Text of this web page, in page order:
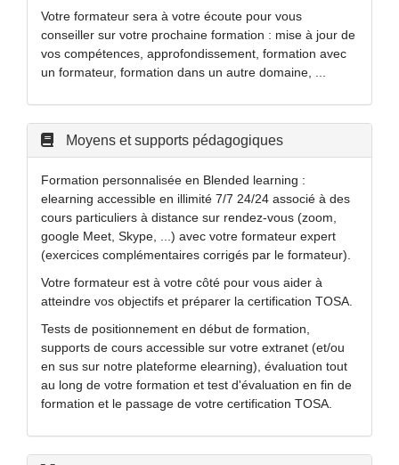
Votre formateur sera à votre écoute pour vous
conseiller sur votre prochaine formation : mise à jour de
vos compétences, approfondissement, formation avec
un formateur, formation dans un autre domaine, ...
Moyens et supports pédagogiques
Formation personnalisée en Blended learning :
elearning accessible en illimité 7/7 24/24 associé à des
cours particuliers à distance sur rendez-vous (zoom,
google Meet, Skype, ...) avec votre formateur expert
(exercices complémentaires corrigés par le formateur).
Votre formateur est à votre côté pour vous aider à
atteindre vos objectifs et préparer la certification TOSA.
Tests de positionnement en début de formation,
supports de cours accessible sur votre extranet (et/ou
en sus sur notre plateforme elearning), évaluation tout
au long de votre formation et test d'évaluation en fin de
formation et le passage de votre certification TOSA.